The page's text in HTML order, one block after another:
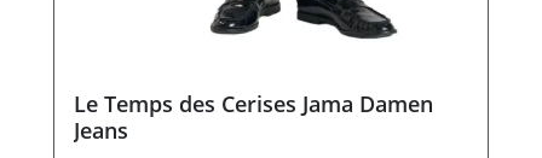
Le Temps des Cerises Jama Damen
Jeans